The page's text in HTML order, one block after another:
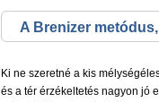
A Brenizer
Ki ne szeretné a kis
és a tér érzékeltetés nagyon jó